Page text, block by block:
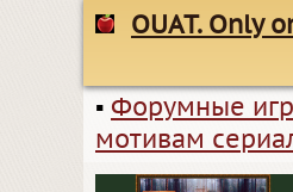
OUAT. Only
▪ Форумные
мотивам